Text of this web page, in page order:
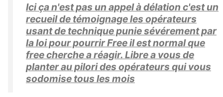
Ici ça n'est pas un appel à délation c'est un
recueil de témoignage les opérateurs
usant de technique punie sévérement par
la loi pour pourrir Free il est normal que
free cherche a réagir. Libre a vous de
planter au pilori des opérateurs qui vous
sodomise tous les mois